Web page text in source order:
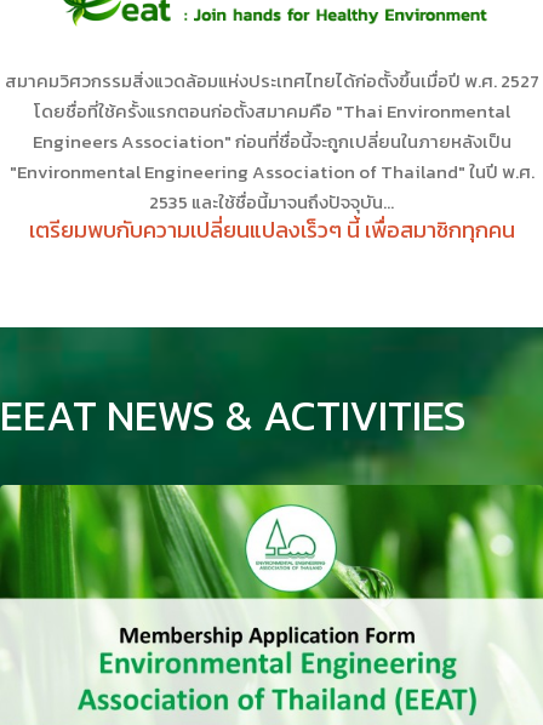
สมาคมวิศวกรรมสิ่งแวดล้อมแห่งประเทศไทยได้ก่อตั้งขึ้นเมื่อปี พ.ศ. 2527
โดยชื่อที่ใช้ครั้งแรกตอนก่อตั้งสมาคมคือ "Thai Environmental
Engineers Association" ก่อนที่ชื่อนี้จะถูกเปลี่ยนในภายหลังเป็น
"Environmental Engineering Association of Thailand" ในปี พ.ศ.
2535 และใช้ชื่อนี้มาจนถึงปัจจุบัน...
เตรียมพบกับความเปลี่ยนแปลงเร็วๆ นี้ เพื่อสมาชิกทุกคน
EEAT NEWS & ACTIVITIES